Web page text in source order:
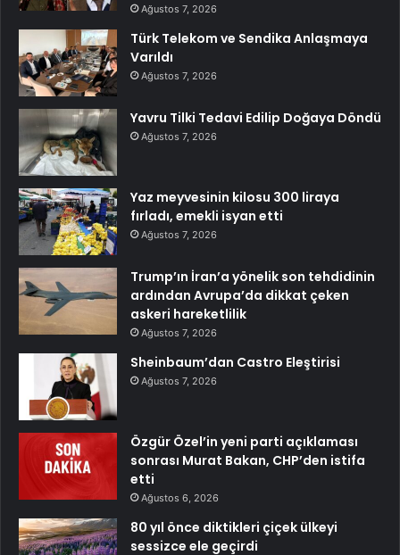
Ağustos 7, 2026
Türk Telekom ve Sendika Anlaşmaya
Varıldı
Ağustos 7, 2026
Yavru Tilki Tedavi Edilip Doğaya Döndü
Ağustos 7, 2026
Yaz meyvesinin kilosu 300 liraya
fırladı, emekli isyan etti
Ağustos 7, 2026
Trump’ın İran’a yönelik son tehdidinin
ardından Avrupa’da dikkat çeken
askeri hareketlilik
Ağustos 7, 2026
Sheinbaum’dan Castro Eleştirisi
Ağustos 7, 2026
Özgür Özel’in yeni parti açıklaması
sonrası Murat Bakan, CHP’den istifa
etti
Ağustos 6, 2026
80 yıl önce diktikleri çiçek ülkeyi
sessizce ele geçirdi